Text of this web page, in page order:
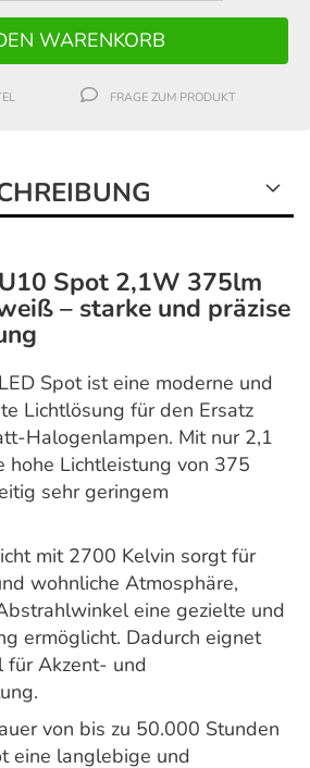
FRAGE ZUM PRODUKT
Spot 2,1W 375lm
– starke und präzise
Spot ist eine moderne und
Lichtlösung für den Ersatz
Halogenlampen. Mit nur 2,1
hohe Lichtleistung von 375
sehr geringem
mit 2700 Kelvin sorgt für
wohnliche Atmosphäre,
eine gezielte und
ermöglicht. Dadurch eignet
für Akzent- und
von bis zu 50.000 Stunden
eine langlebige und